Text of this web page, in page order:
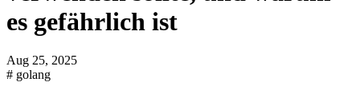
es gefährlich ist
Aug 25, 2025
# golang